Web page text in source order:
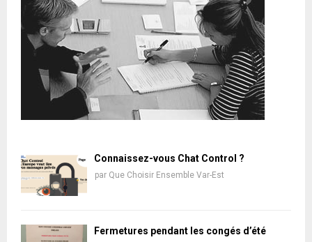
Connaissez-vous Chat Control ?
par Que Choisir Ensemble Var-Est
Fermetures pendant les congés d’été